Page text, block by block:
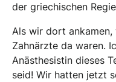
der griechischen
Als wir dort
Zahnärzte da waren.
Anästhesistin dieses
seid! Wir hatten jetzt